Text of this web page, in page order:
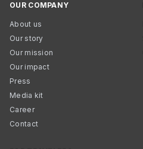
OUR COMPANY
About us
Our story
Our mission
Our impact
Press
Media kit
Career
Contact